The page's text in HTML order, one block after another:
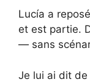
Lucía a
et est partie.
— sans
Je lui ai dit de